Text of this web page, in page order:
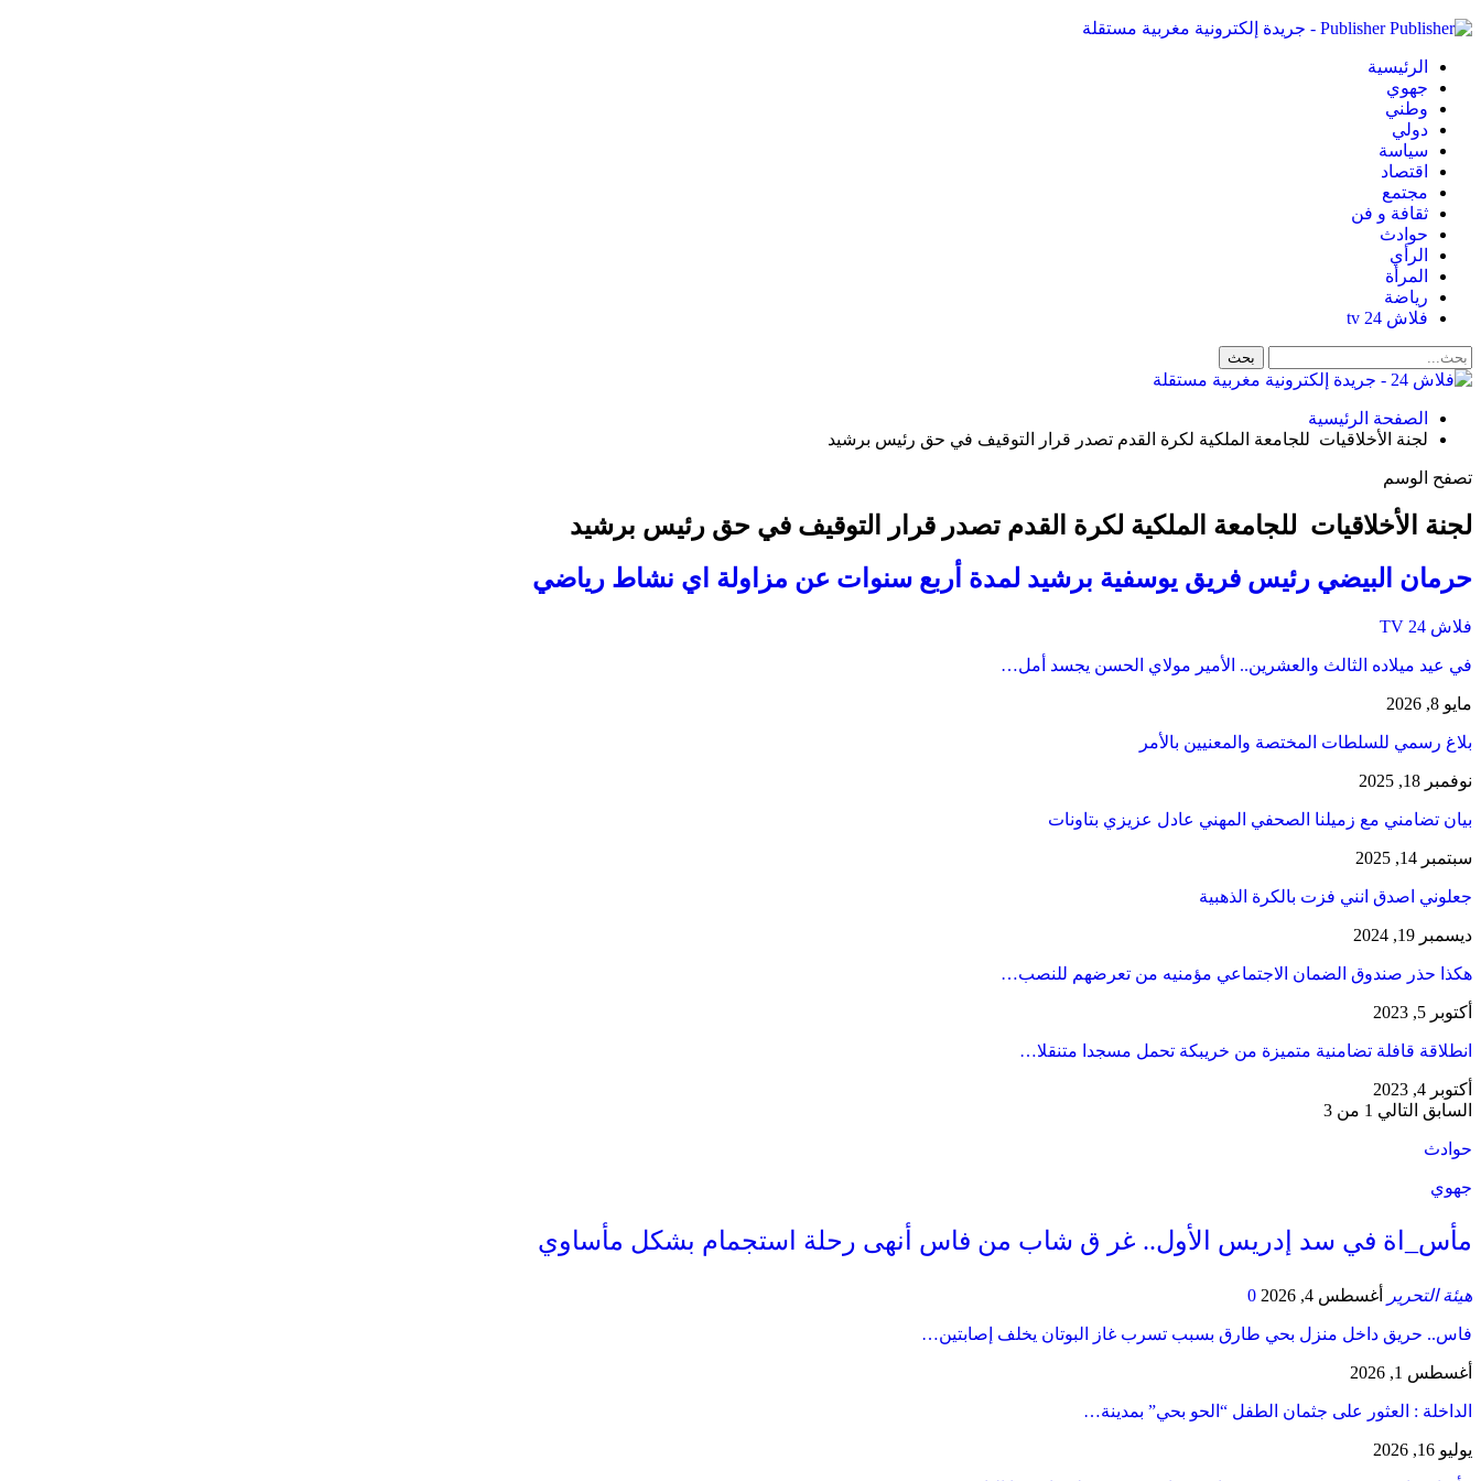
Publisher - جريدة إلكترونية مغربية مستقلة
الرئيسية
جهوي
وطني
دولي
سياسة
اقتصاد
مجتمع
ثقافة و فن
حوادث
الرأي
المرأة
رياضة
فلاش 24 tv
الصفحة الرئيسية
لجنة الأخلاقيات للجامعة الملكية لكرة القدم تصدر قرار التوقيف في حق رئيس برشيد
تصفح الوسم
لجنة الأخلاقيات للجامعة الملكية لكرة القدم تصدر قرار التوقيف في حق رئيس برشيد
حرمان البيضي رئيس فريق يوسفية برشيد لمدة أربع سنوات عن مزاولة اي نشاط رياضي
فلاش 24 TV
في عيد ميلاده الثالث والعشرين.. الأمير مولاي الحسن يجسد أمل…
مايو 8, 2026
بلاغ رسمي للسلطات المختصة والمعنيين بالأمر
نوفمبر 18, 2025
بيان تضامني مع زميلنا الصحفي المهني عادل عزيزي بتاونات
سبتمبر 14, 2025
جعلوني اصدق انني فزت بالكرة الذهبية
ديسمبر 19, 2024
هكذا حذر صندوق الضمان الاجتماعي مؤمنيه من تعرضهم للنصب…
أكتوبر 5, 2023
انطلاقة قافلة تضامنية متميزة من خريبكة تحمل مسجدا متنقلا…
أكتوبر 4, 2023
السابق التالي 1 من 3
حوادث
جهوي
مأس_اة في سد إدريس الأول.. غر ق شاب من فاس أنهى رحلة استجمام بشكل مأساوي
هيئة التحرير أغسطس 4, 2026 0
فاس.. حريق داخل منزل بحي طارق بسبب تسرب غاز البوتان يخلف إصابتين…
أغسطس 1, 2026
​الداخلة : العثور على جثمان الطفل “الحو بحي” بمدينة…
يوليو 16, 2026